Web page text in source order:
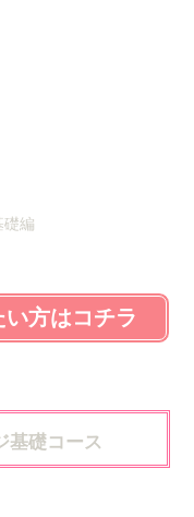
礎編
方はコチラ
基礎コース